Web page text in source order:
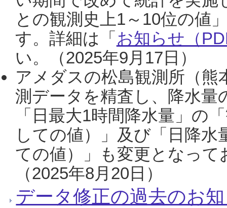
との観測史上1～10位の値
す。詳細は「 お知らせ（
い。（2025年9月17日）
アメダスの松島観測所（熊
測データを精査し、降水
「日最大1時間降水量」の
しての値）」及び「日降
ての値）」も変更となっ
（2025年8月20日）
データ修正の過去のお